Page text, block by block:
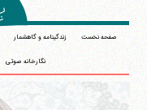
صفحه نخست زندگینامه و گاهشمار
نگارخانه صوتی